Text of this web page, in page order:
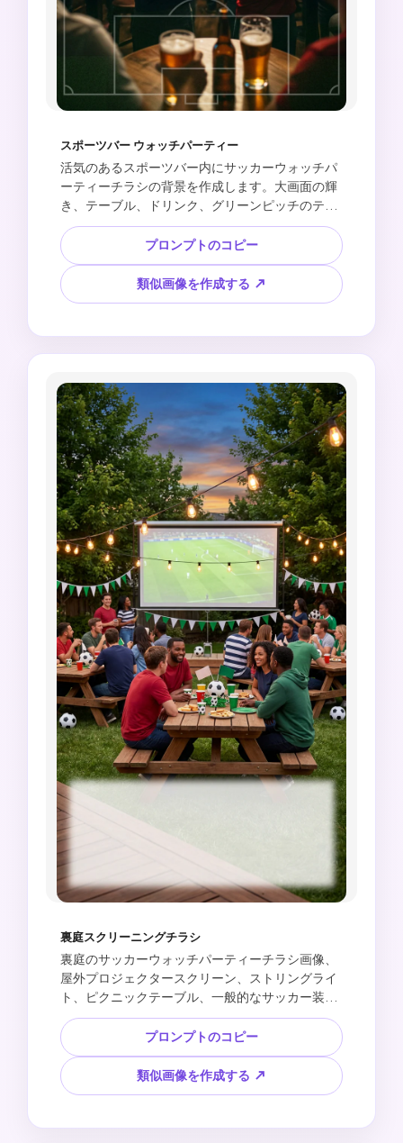
スポーツバー ウォッチパーティー
活気のあるスポーツバー内にサッカーウォッチパ
ーティーチラシの背景を作成します。大画面の輝
き、テーブル、ドリンク、グリーンピッチのテク
スチャオーバーレイ、スタジアムライト、陽気な
観衆のシルエット、イベントのタイトルと時間の
空白スペース、読みやすいテキスト、公式ロゴ、
チームの紋章、実際の選手の画像、ブランドのジ
ャージはありません。
プロンプトのコピー
類似画像を作成する ↗
裏庭スクリーニングチラシ
裏庭のサッカーウォッチパーティーチラシ画像、
屋外プロジェクタースクリーン、ストリングライ
ト、ピクニックテーブル、一般的なサッカー装
飾、夏の夜の気分、暖かくフレンドリーなファン
の集まり、イベントの詳細のためのクリーンな下
部エリア、テキストなし、公式マークなし、チー
ムの紋章なし、選手の肖像なし、ブランドのジャ
ージなし。
プロンプトのコピー
類似画像を作成する ↗